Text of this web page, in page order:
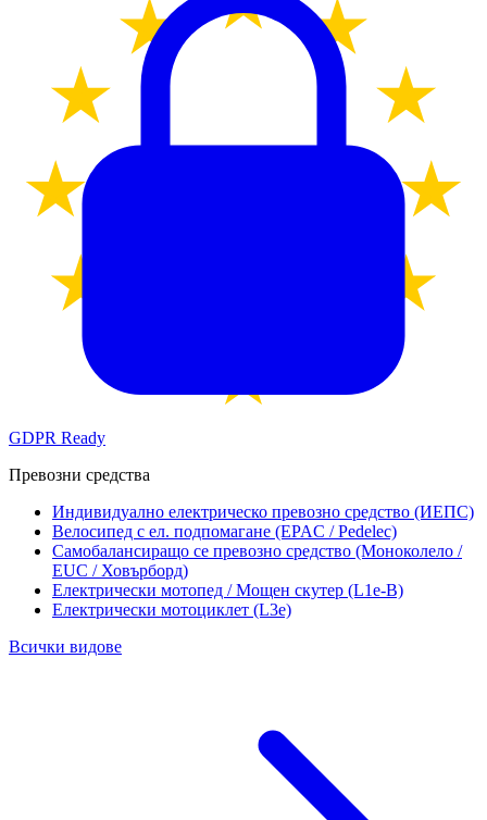
GDPR Ready
Превозни средства
Индивидуално електрическо превозно средство (ИЕПС)
Велосипед с ел. подпомагане (EPAC / Pedelec)
Самобалансиращо се превозно средство (Моноколело /
EUC / Ховърборд)
Електрически мотопед / Мощен скутер (L1e-B)
Електрически мотоциклет (L3e)
Всички видове